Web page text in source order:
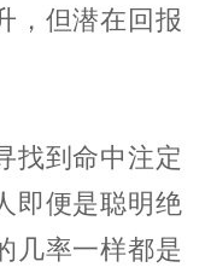
，但潜在回报
找到命中注定
即便是聪明绝
几率一样都是